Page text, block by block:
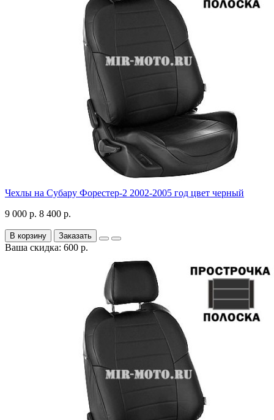
Чехлы на Субару Форестер-2 2002-2005 год цвет черный
9 000 р. 8 400 р.
В корзину Заказать
Ваша скидка: 600 р.